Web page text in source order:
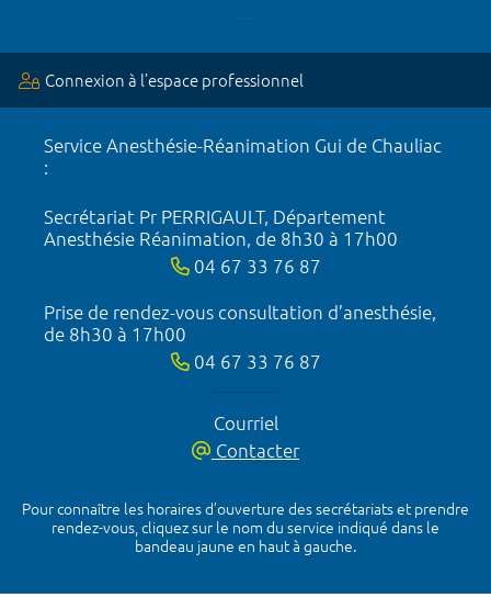
Connexion à l’espace professionnel
Service Anesthésie-Réanimation Gui de Chauliac
:
Secrétariat Pr PERRIGAULT, Département
Anesthésie Réanimation, de 8h30 à 17h00
04 67 33 76 87
Prise de rendez-vous consultation d’anesthésie,
de 8h30 à 17h00
04 67 33 76 87
Courriel
Contacter
Pour connaître les horaires d’ouverture des secrétariats et prendre
rendez-vous, cliquez sur le nom du service indiqué dans le
bandeau jaune en haut à gauche.